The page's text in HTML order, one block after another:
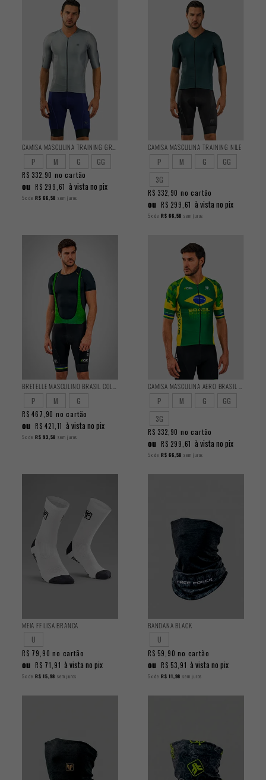
CAMISA MASCULINA TRAINING GRAY
P M G GG
R$ 332,90 no cartão
ou R$ 299,61 à vista no pix
5x de R$ 66,58 sem juros
CAMISA MASCULINA TRAINING NILE
P M G
GG
3G
R$ 332,90 no cartão
ou R$ 299,61 à vista no pix
5x de R$ 66,58 sem juros
P M G
R$ 467,90 no cartão
ou R$ 421,11 à vista no pix
5x de R$ 93,58 sem juros
P M G
GG
3G
R$ 332,90 no cartão
ou R$ 299,61 à vista no pix
5x de R$ 66,58 sem juros
MEIA FF LISA BRANCA
U
R$ 79,90 no cartão
ou R$ 71,91 à vista no pix
5x de R$ 15,98 sem juros
BANDANA BLACK
U
R$ 59,90 no cartão
ou R$ 53,91 à vista no pix
5x de R$ 11,98 sem juros